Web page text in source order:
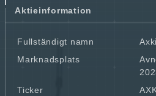
Aktieinformation
Fullständigt namn
Marknadsplats
Ticker